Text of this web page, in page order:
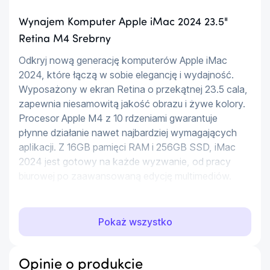
Wynajem Komputer Apple iMac 2024 23.5"
Retina M4 Srebrny
Odkryj nową generację komputerów Apple iMac
2024, które łączą w sobie elegancję i wydajność.
Wyposażony w ekran Retina o przekątnej 23.5 cala,
zapewnia niesamowitą jakość obrazu i żywe kolory.
Procesor Apple M4 z 10 rdzeniami gwarantuje
płynne działanie nawet najbardziej wymagających
aplikacji. Z 16GB pamięci RAM i 256GB SSD, iMac
2024 jest gotowy na każde wyzwanie, od pracy
Wydajność i elegancja
Apple iMac 2024 to nie tylko piękny design, ale
zapewnia wyjątkową wydajność, a 16GB RAM
Pokaż wszystko
Opinie o produkcie